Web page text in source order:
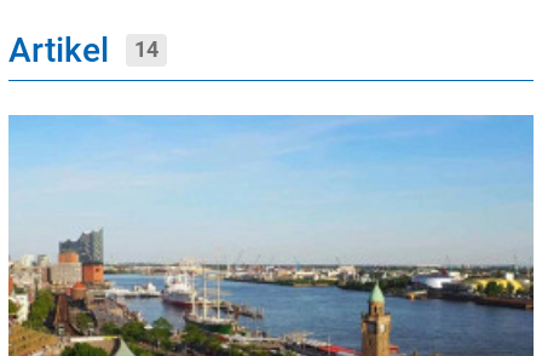
Artikel 14